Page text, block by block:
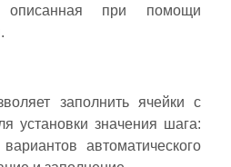
описанная при помощи
заполнить ячейки с
установки значения шага:
автоматического